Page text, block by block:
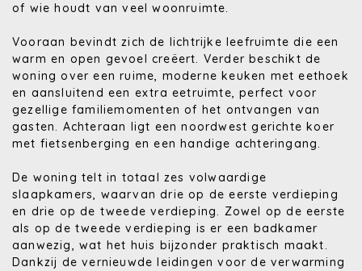
of wie houdt van veel woonruimte.
Vooraan bevindt zich de lichtrijke leefruimte die een
warm en open gevoel creëert. Verder beschikt de
woning over een ruime, moderne keuken met eethoek
en aansluitend een extra eetruimte, perfect voor
gezellige familiemomenten of het ontvangen van
gasten. Achteraan ligt een noordwest gerichte koer
met fietsenberging en een handige achteringang.
De woning telt in totaal zes volwaardige
slaapkamers, waarvan drie op de eerste verdieping
en drie op de tweede verdieping. Zowel op de eerste
als op de tweede verdieping is er een badkamer
aanwezig, wat het huis bijzonder praktisch maakt.
Dankzij de vernieuwde leidingen voor de verwarming